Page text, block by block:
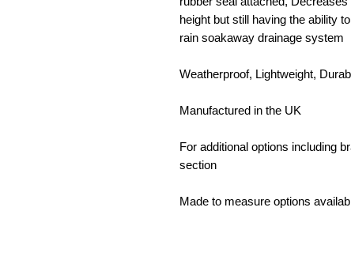
height but still having the ability
rain soakaway drainage system
Weatherproof, Lightweight,
Manufactured in the UK
For additional options including
section
Made to measure options